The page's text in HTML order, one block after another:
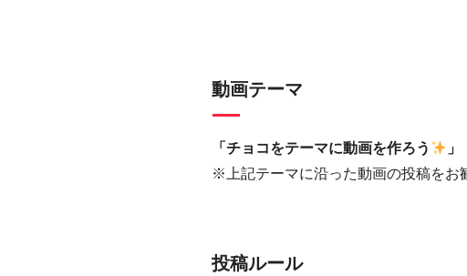
動画テーマ
「チョコをテーマに動画を作ろう
」
※上記テーマに沿った動画の投稿をお
投稿ルール